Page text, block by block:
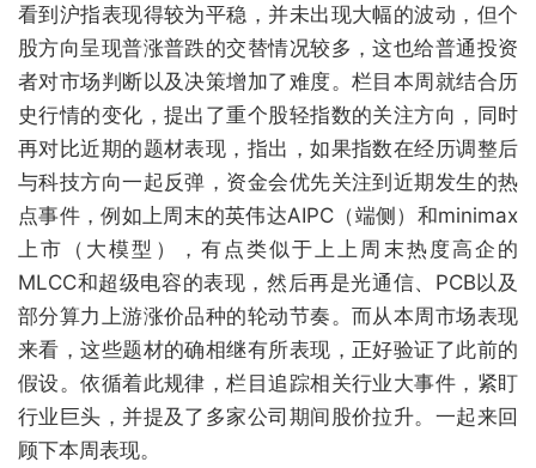
看到沪指表现得较为平稳，并未出现大幅的波动，但个
股方向呈现普涨普跌的交替情况较多，这也给普通投资
者对市场判断以及决策增加了难度。栏目本周就结合历
史行情的变化，提出了重个股轻指数的关注方向，同时
再对比近期的题材表现，指出，如果指数在经历调整后
与科技方向一起反弹，资金会优先关注到近期发生的热
点事件，例如上周末的英伟达AIPC（端侧）和minimax
上市（大模型），有点类似于上上周末热度高企的
MLCC和超级电容的表现，然后再是光通信、PCB以及
部分算力上游涨价品种的轮动节奏。而从本周市场表现
来看，这些题材的确相继有所表现，正好验证了此前的
假设。依循着此规律，栏目追踪相关行业大事件，紧盯
行业巨头，并提及了多家公司期间股价拉升。一起来回
顾下本周表现。